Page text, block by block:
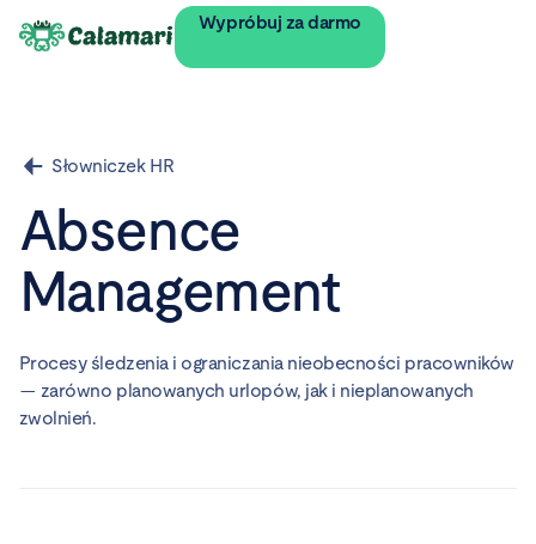
Wypróbuj za darmo
Słowniczek HR
Absence
Management
Procesy śledzenia i ograniczania nieobecności pracowników
— zarówno planowanych urlopów, jak i nieplanowanych
zwolnień.